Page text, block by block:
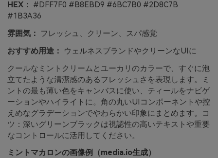
HEX： #DFF7F0 #B8EBD9 #6BC7B0 #2D8C7B
#1B3A36
雰囲気：
フレッシュ、クリーン、スパ感覚
おすすめ用途：
ウェルネスブランドやクリーンなUIに
クールなミントクリームとユーカリのカラーで、すぐに泡
立てたような清潔感のあるフレッシュさを表現します。ミ
ントの最も薄い色をキャンバスに使い、ティールをナビゲ
ーションやハイライトに。角の丸いUIコンポーネントや控
えめなグラデーションでやわらかい印象にまとめます。コ
ツ：深いグリーンブラックは視認性の高いテキストや重要
なコントロールに活用してください。
ミントマカロンの画像例（media.io生成）